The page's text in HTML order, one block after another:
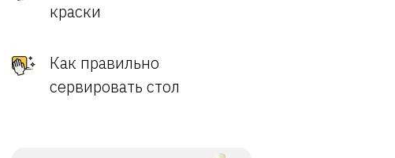
краски
Как правильно
сервировать стол